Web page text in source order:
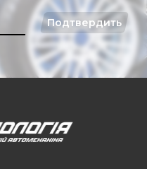
Подтвердить